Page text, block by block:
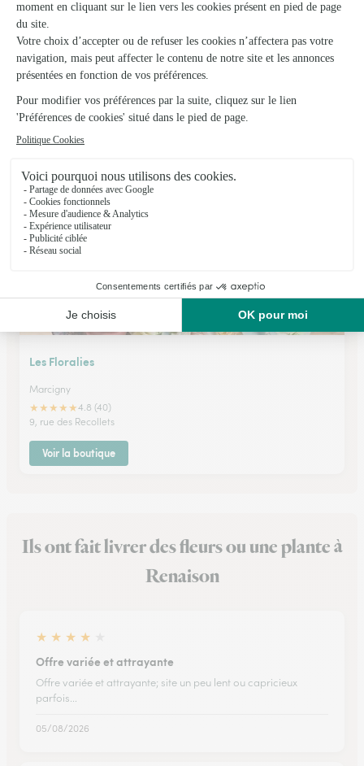
Le Jardin D’anaïs
★★★★★4.6 (46)
Voir la boutique
Les Floralies
Marcigny
★★★★★4.8 (40)
9, rue des Recollets
Voir la boutique
Ils ont fait livrer des fleurs ou une plante à
Renaison
★ ★ ★ ★
Offre variée et attrayante
Offre variée et attrayante; site un peu lent ou capricieux
parfois...
05/08/2026